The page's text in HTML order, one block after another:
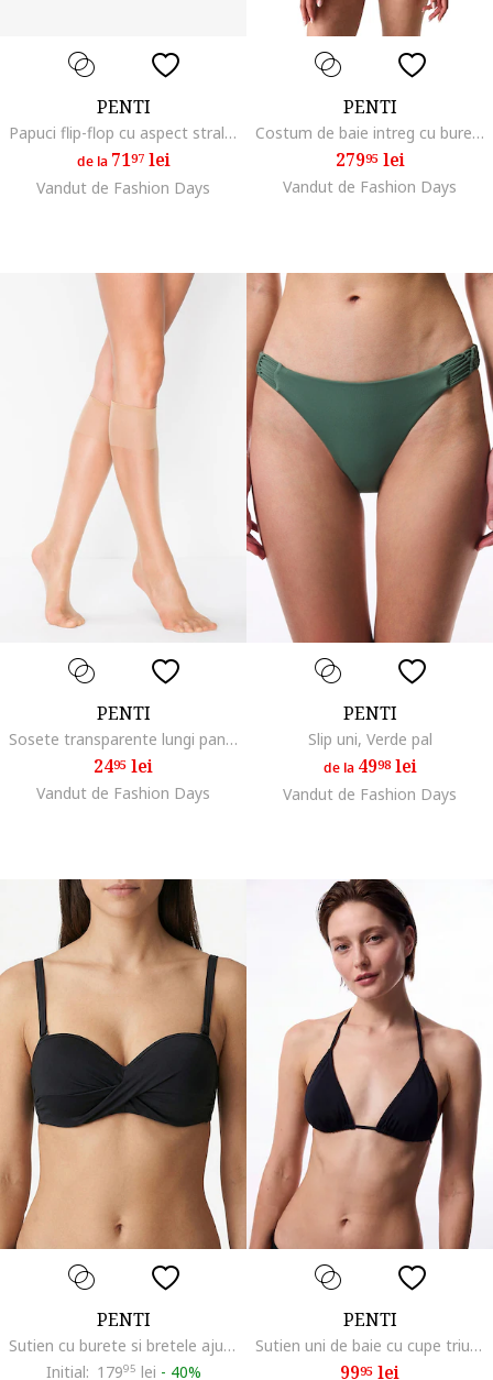
PENTI
Papuci flip-flop cu aspect stralucitor, Negru
de la 7197lei
Vandut de Fashion Days
PENTI
Costum de baie intreg cu burete, Roz aprins
27995lei
Vandut de Fashion Days
PENTI
Sosete transparente lungi pana la genunchi, Maro nisip
2495 lei
Vandut de Fashion Days
PENTI
Slip uni, Verde pal
de la 4998lei
Vandut de Fashion Days
PENTI
Sutien cu burete si bretele ajustabile, Negru
Initial: 17995 lei - 40%
PENTI
Sutien uni de baie cu cupe triunghiulare, Negru
9995 lei